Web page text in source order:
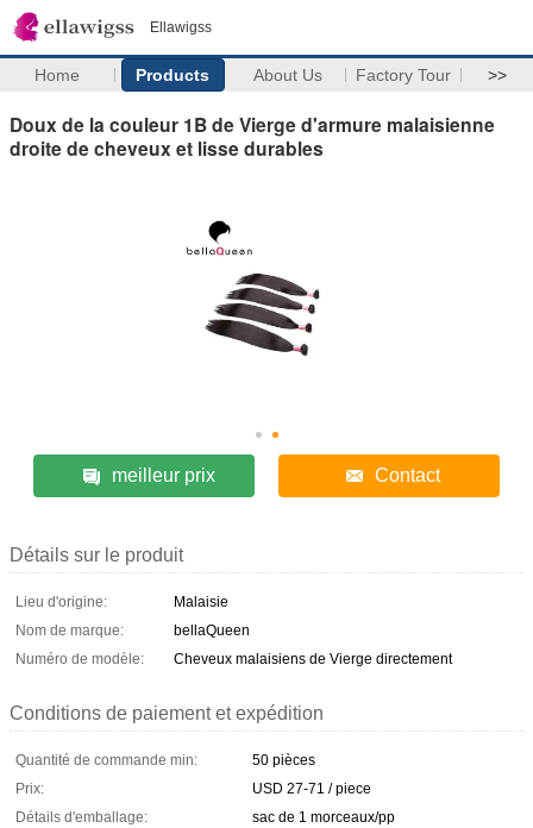
Ellawigss
Home Products About Us Factory Tour >>
Doux de la couleur 1B de Vierge d'armure malaisienne
droite de cheveux et lisse durables
meilleur prix Contact
Détails sur le produit
Lieu d'origine:
Malaisie
Nom de marque:
bellaQueen
Numéro de modèle:
Cheveux malaisiens de Vierge directement
Conditions de paiement et expédition
Quantité de commande min:
50 pièces
Prix:
USD 27-71 / piece
Détails d'emballage:
sac de 1 morceaux/pp